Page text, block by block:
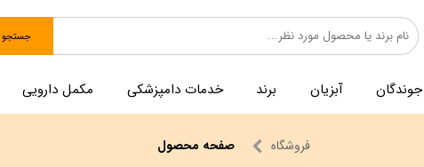
جوندگان آبزیان برند خدمات دامپزشکی مکمل دارویی
جستجو
فروشگاه صفحه محصول